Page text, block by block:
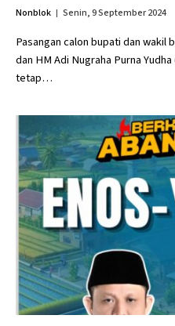
Nonblok Senin, 9 September 2024
Pasangan calon bupati dan wakil
dan HM Adi Nugraha Purna
tetap…